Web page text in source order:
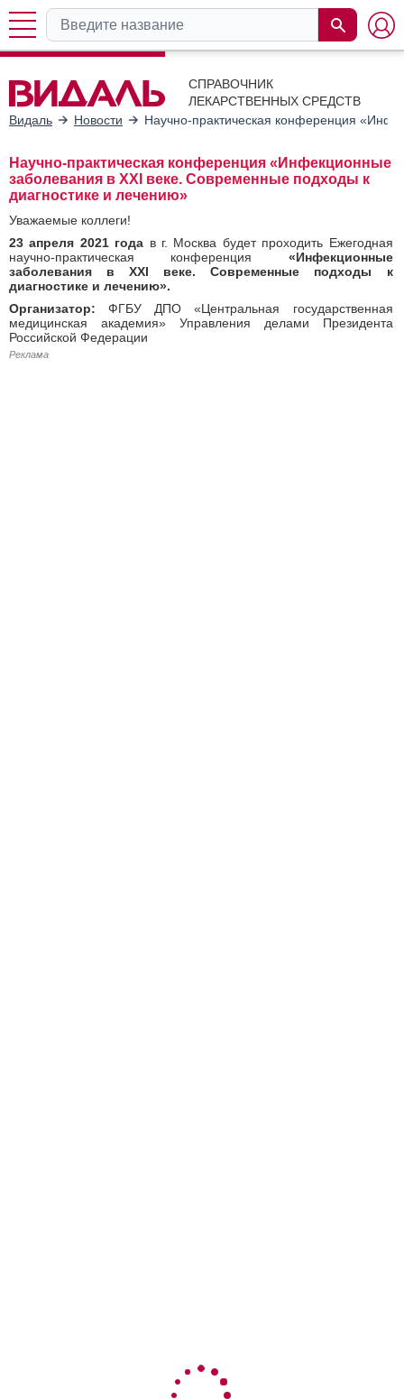
СПРАВОЧНИК
ЛЕКАРСТВЕННЫХ СРЕДСТВ
Видаль
Новости Научно-практическая конференция
Научно-практическая конференция «Инфекционные
заболевания в ХХI веке. Современные подходы к
диагностике и лечению»
Уважаемые коллеги!
23 апреля 2021 года в г. Москва будет проходить Ежегодная
научно-практическая конференция «Инфекционные
заболевания в ХХI веке. Современные подходы к
диагностике и лечению».
Организатор:ФГБУ ДПО «Центральная государственная
медицинская академия» Управления делами Президента
Российской Федерации
Реклама